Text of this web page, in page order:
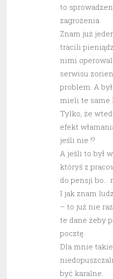
to
zagrożenia.
Znam już
tracili
nimi
serwisu
problem. A
mieli te same
Tylko, że
efekt
jeśli nie !?
A jeśli to był
któryś z
do pensji bo…
I jak znam
– to już nie
te dane żeby
pocztę.
Dla mnie
być karalne.